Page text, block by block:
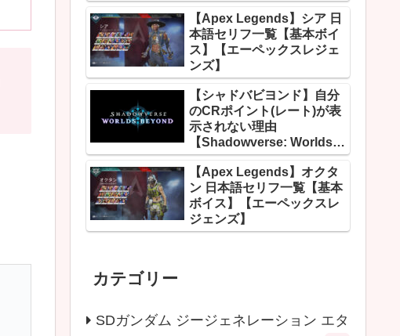
【Apex Legends】シア 日
本語セリフ一覧【基本ボイ
ス】【エーペックスレジェ
ンズ】
【シャドバビヨンド】自分
のCRポイント(レート)が表
示されない理由
【Shadowverse: Worlds
Beyond】
【Apex Legends】オクタ
ン 日本語セリフ一覧【基本
ボイス】【エーペックスレ
ジェンズ】
カテゴリー
SDガンダム ジージェネレーション エタ